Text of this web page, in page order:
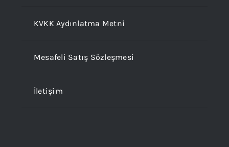
KVKK Aydınlatma Metni
Mesafeli Satış Sözleşmesi
İletişim